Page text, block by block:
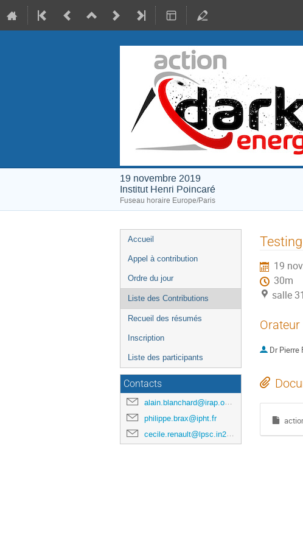
19 novembre 2019
Institut Henri Poincaré
Fuseau horaire Europe/Paris
Menu
de
Accueil
Appel à contribution
Ordre du jour
Liste des Contributions
Recueil des résumés
Inscription
Liste des participants
Contacts
alain.blanchard@irap.omp.eu
philippe.brax@ipht.fr
cecile.renault@lpsc.in2p3.fr
19
30m
salle
Orateur
Dr Pierre